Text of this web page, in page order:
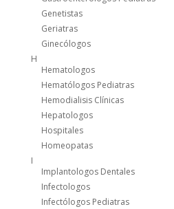
Genetistas
Geriatras
Ginecólogos
H
Hematologos
Hematólogos Pediatras
Hemodialisis Clínicas
Hepatologos
Hospitales
Homeopatas
I
Implantologos Dentales
Infectologos
Infectólogos Pediatras